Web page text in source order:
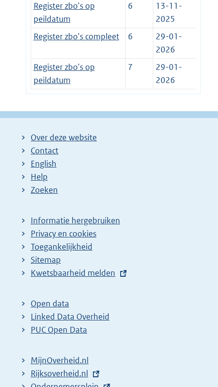
Register zbo's op
peildatum
6
13-11-
2025
Register zbo's compleet
6
29-01-
2026
Register zbo's op
peildatum
7
29-01-
2026
Over deze website
Contact
English
Help
Zoeken
Informatie hergebruiken
Privacy en cookies
Toegankelijkheid
Sitemap
E
t
e
r
l
i
Kwetsbaarheid melden
Open data
Linked Data Overheid
PUC Open Data
MijnOverheid.nl
E
Rijksoverheid.nl